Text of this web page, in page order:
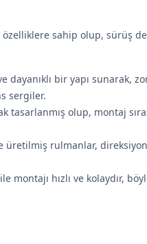
özelliklere sahip olup, sürüş
dayanıklı bir yapı sunarak,
sergiler.
tasarlanmış olup, montaj
üretilmiş rulmanlar,
montajı hızlı ve kolaydır,